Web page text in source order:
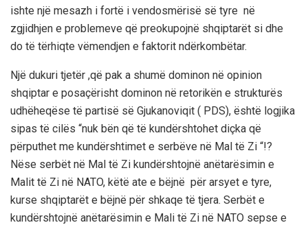
ishte një mesazh i fortë i vendosmërisë së tyre në
zgjidhjen e problemeve që preokupojnë shqiptarët si dhe
do të tërhiqte vëmendjen e faktorit ndërkombëtar.
Një dukuri tjetër ,që pak a shumë dominon në opinion
shqiptar e posaçërisht dominon në retorikën e strukturës
udhëheqëse të partisë së Gjukanoviqit ( PDS), është logjika
sipas të cilës “nuk bën që të kundërshtohet diçka që
përputhet me kundërshtimet e serbëve në Mal të Zi “!?
Nëse serbët në Mal të Zi kundërshtojnë anëtarësimin e
Malit të Zi në NATO, këtë ate e bëjnë për arsyet e tyre,
kurse shqiptarët e bëjnë për shkaqe të tjera. Serbët e
kundërshtojnë anëtarësimin e Mali të Zi në NATO sepse e